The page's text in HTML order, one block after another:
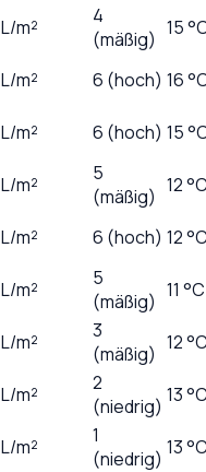
L/m²
4
(mäßig) 15
L/m² 6 (hoch) 16
L/m² 6 (hoch) 15
L/m²
5
(mäßig) 12
L/m² 6 (hoch) 12
L/m²
5
(mäßig) 11 °C
L/m²
3
(mäßig) 12
L/m²
2
(niedrig) 13
L/m²
1
(niedrig) 13